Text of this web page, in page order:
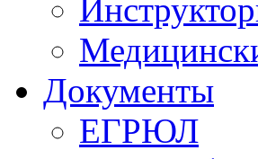
Документы
ЕГРЮЛ